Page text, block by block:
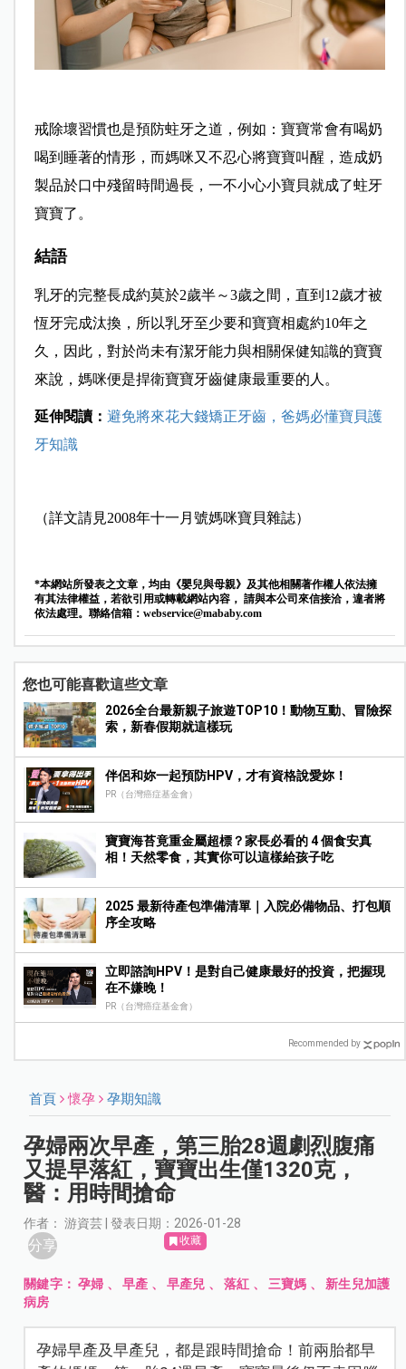
戒除壞習慣也是預防蛀牙之道，例如：寶寶常會有喝奶
喝到睡著的情形，而媽咪又不忍心將寶寶叫醒，造成奶
製品於口中殘留時間過長，一不小心小寶貝就成了蛀牙
寶寶了。
結語
乳牙的完整長成約莫於2歲半～3歲之間，直到12歲才被
恆牙完成汰換，所以乳牙至少要和寶寶相處約10年之
久，因此，對於尚未有潔牙能力與相關保健知識的寶寶
來說，媽咪便是捍衛寶寶牙齒健康最重要的人。
延伸閱讀： 避免將來花大錢矯正牙齒，爸媽必懂寶貝護
牙知識
（詳文請見2008年十一月號媽咪寶貝雜誌）
*本網站所發表之文章，均由《嬰兒與母親》及其他相關著作權人依法擁
有其法律權益，若欲引用或轉載網站內容， 請與本公司來信接洽，違者將
依法處理。聯絡信箱： webservice@mababy.com
您也可能喜歡這些文章
2026全台最新親子旅遊TOP10！動物互動、冒險探
索，新春假期就這樣玩
伴侶和妳一起預防HPV，才有資格說愛妳！
PR（台灣癌症基金會）
寶寶海苔竟重金屬超標？家長必看的 4 個食安真
相！天然零食，其實你可以這樣給孩子吃
2025 最新待產包準備清單｜入院必備物品、打包順
序全攻略
立即諮詢HPV！是對自己健康最好的投資，把握現
在不嫌晚！
PR（台灣癌症基金會）
Recommended by
首頁 懷孕 孕期知識
孕婦兩次早產，第三胎28週劇烈腹痛
又提早落紅，寶寶出生僅1320克，
醫：用時間搶命
作者： 游資芸 | 發表日期：2026-01-28
分享 收藏
關鍵字：孕婦 、早產 、 早產兒 、落紅 、 三寶媽 、 新生兒加護
病房
孕婦早產及早產兒，都是跟時間搶命！前兩胎都早